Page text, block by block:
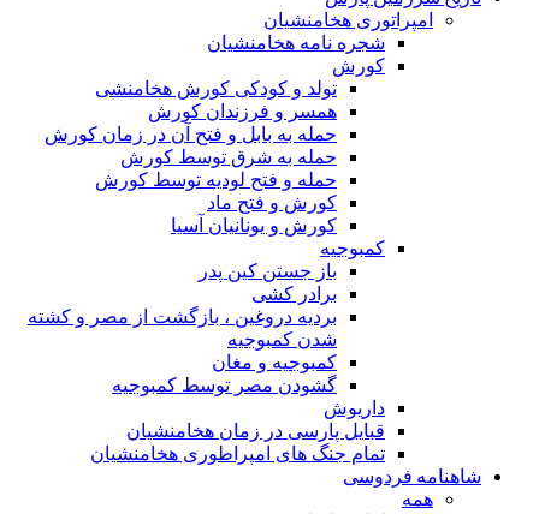
امپراتوری هخامنشیان
شجره نامه هخامنشیان
کورش
تولد و کودکی کورش هخامنشی
همسر و فرزندان کورش
حمله به بابل و فتح آن در زمان کورش
حمله به شرق توسط کورش
حمله و فتح لودیه توسط کورش
کورش و فتح ماد
کورش و یونانیان آسیا
کمبوجیه
باز جستن کین پدر
برادر کشی
بردیه دروغین ، بازگشت از مصر و کشته
شدن کمبوجیه
کمبوجیه و مغان
گشودن مصر توسط کمبوجیه
داریوش
قبایل پارسی در زمان هخامنشیان
تمام جنگ های امپراطوری هخامنشیان
شاهنامه فردوسی
همه